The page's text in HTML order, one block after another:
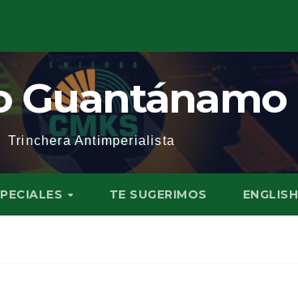
Guantánamo
Trinchera Antimperialista
TE SUGERIMOS ENGLISH